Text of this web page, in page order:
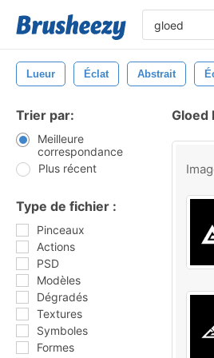
Lueur Éclat Abstrait
Trier par:
Meilleure
correspondance
Plus récent
Type de fichier :
Pinceaux
Actions
PSD
Modèles
Dégradés
Textures
Symboles
Formes
Gloed